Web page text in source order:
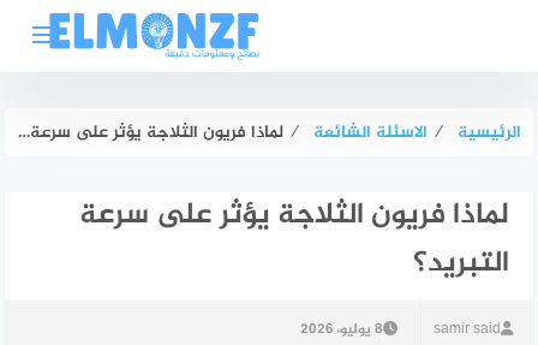
الرئيسية ⁄ الاسئلة الشائعة ⁄ لماذا فريون الثلاجة يؤثر على سرعة التبريد؟
لماذا فريون الثلاجة يؤثر على سرعة
التبريد؟
samir said 8 يوليو، 2026